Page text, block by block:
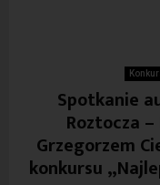
Spotkanie
Roztocza
Grzegorzem
konkursu